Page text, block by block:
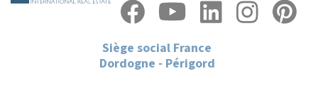
Siège social France
Dordogne - Périgord